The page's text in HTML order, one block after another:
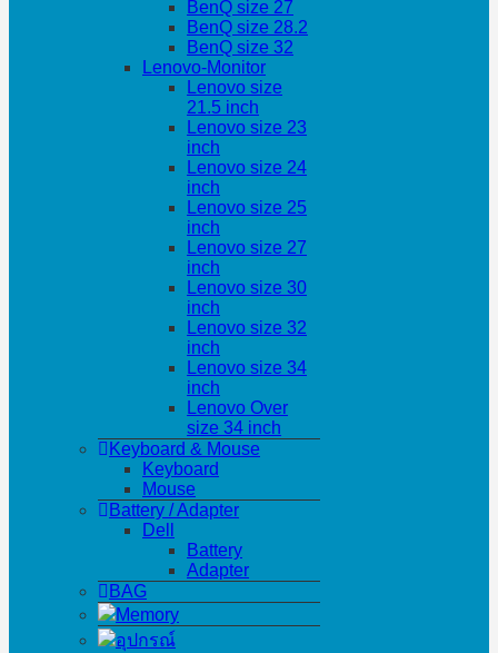
BenQ size 27
BenQ size 28.2
BenQ size 32
Lenovo-Monitor
Lenovo size
21.5 inch
Lenovo size 23
inch
Lenovo size 24
inch
Lenovo size 25
inch
Lenovo size 27
inch
Lenovo size 30
inch
Lenovo size 32
inch
Lenovo size 34
inch
Lenovo Over
size 34 inch
Keyboard & Mouse
Keyboard
Mouse
Battery / Adapter
Dell
Battery
Adapter
BAG
Memory
อุปกรณ์